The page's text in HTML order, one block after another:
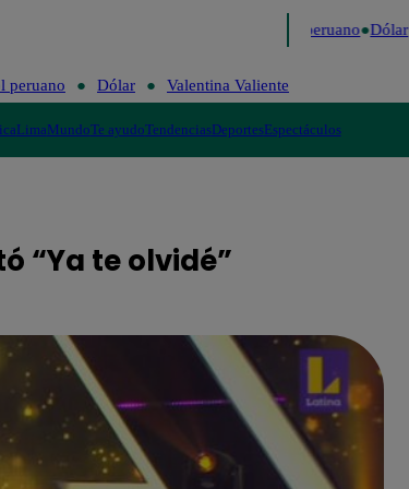
Fútbol peruano Dólar
peruano Dólar Valentina Valiente
LimaMundoTe ayudoTendenciasDeportesEspectáculos
“Ya te olvidé”